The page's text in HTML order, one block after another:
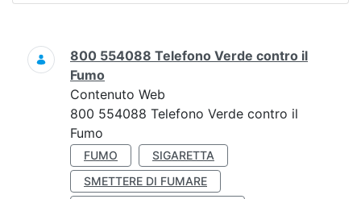
Ricerca
800 554088 Telefono Verde contro il
Fumo
Contenuto Web
800 554088 Telefono Verde contro il
Fumo
FUMO
SIGARETTA
SMETTERE DI FUMARE